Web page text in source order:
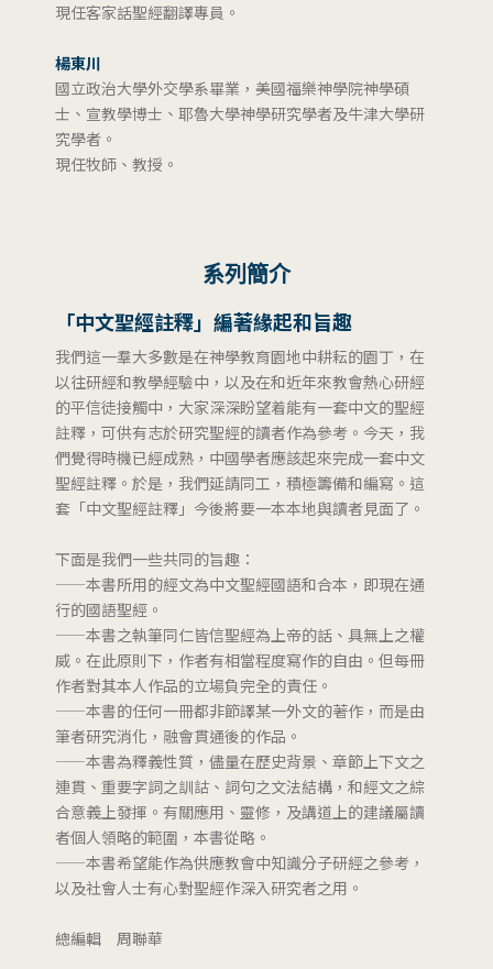
現任客家話聖經翻譯專員。
楊東川
國立政治大學外交學系畢業，美國福樂神學院神學碩
士、宣教學博士、耶魯大學神學研究學者及牛津大學研
究學者。
現任牧師、教授。
系列簡介
「中文聖經註釋」編著緣起和旨趣
我們這一羣大多數是在神學教育園地中耕耘的園丁，在
以往研經和教學經驗中，以及在和近年來教會熱心研經
的平信徒接觸中，大家深深盼望着能有一套中文的聖經
註釋，可供有志於研究聖經的讀者作為參考。今天，我
們覺得時機已經成熟，中國學者應該起來完成一套中文
聖經註釋。於是，我們延請同工，積極籌備和編寫。這
套「中文聖經註釋」今後將要一本本地與讀者見面了。
下面是我們一些共同的旨趣：
——本書所用的經文為中文聖經國語和合本，即現在通
行的國語聖經。
——本書之執筆同仁皆信聖經為上帝的話、具無上之權
威。在此原則下，作者有相當程度寫作的自由。但每冊
作者對其本人作品的立場負完全的責任。
——本書的任何一冊都非節譯某一外文的著作，而是由
筆者研究消化，融會貫通後的作品。
——本書為釋義性質，儘量在歷史背景、章節上下文之
連貫、重要字詞之訓詁、詞句之文法結構，和經文之綜
合意義上發揮。有關應用、靈修，及講道上的建議屬讀
者個人領略的範圍，本書從略。
——本書希望能作為供應教會中知識分子研經之參考，
以及社會人士有心對聖經作深入研究者之用。
總編輯 周聯華